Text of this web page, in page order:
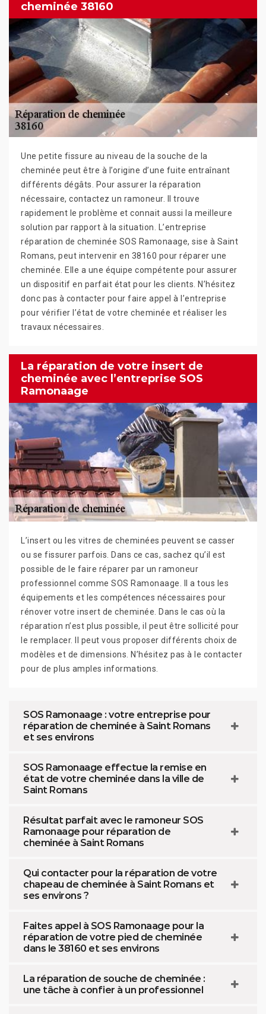
cheminée 38160
Une petite fissure au niveau de la souche de la
cheminée peut être à l’origine d’une fuite entraînant
différents dégâts. Pour assurer la réparation
nécessaire, contactez un ramoneur. Il trouve
rapidement le problème et connait aussi la meilleure
solution par rapport à la situation. L’entreprise
réparation de cheminée SOS Ramonaage, sise à Saint
Romans, peut intervenir en 38160 pour réparer une
cheminée. Elle a une équipe compétente pour assurer
un dispositif en parfait état pour les clients. N’hésitez
donc pas à contacter pour faire appel à l’entreprise
pour vérifier l’état de votre cheminée et réaliser les
travaux nécessaires.
La réparation de votre insert de
cheminée avec l’entreprise SOS
Ramonaage
L’insert ou les vitres de cheminées peuvent se casser
ou se fissurer parfois. Dans ce cas, sachez qu’il est
possible de le faire réparer par un ramoneur
professionnel comme SOS Ramonaage. Il a tous les
équipements et les compétences nécessaires pour
rénover votre insert de cheminée. Dans le cas où la
réparation n’est plus possible, il peut être sollicité pour
le remplacer. Il peut vous proposer différents choix de
modèles et de dimensions. N’hésitez pas à le contacter
pour de plus amples informations.
SOS Ramonaage : votre entreprise pour
réparation de cheminée à Saint Romans
et ses environs
SOS Ramonaage effectue la remise en
état de votre cheminée dans la ville de
Saint Romans
Résultat parfait avec le ramoneur SOS
Ramonaage pour réparation de
cheminée à Saint Romans
Qui contacter pour la réparation de votre
chapeau de cheminée à Saint Romans et
ses environs ?
Faites appel à SOS Ramonaage pour la
réparation de votre pied de cheminée
dans le 38160 et ses environs
La réparation de souche de cheminée :
une tâche à confier à un professionnel